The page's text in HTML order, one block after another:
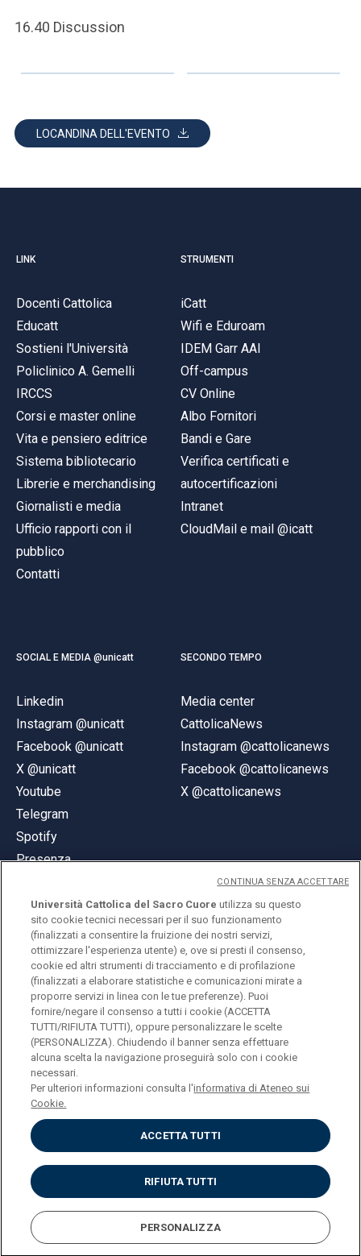
16.40 Discussion
LOCANDINA DELL'EVENTO
LINK
Docenti Cattolica
Educatt
Sostieni l'Università
Policlinico A. Gemelli
IRCCS
Corsi e master online
Vita e pensiero editrice
Sistema bibliotecario
Librerie e merchandising
Giornalisti e media
Ufficio rapporti con il
pubblico
Contatti
STRUMENTI
iCatt
Wifi e Eduroam
IDEM Garr AAI
Off-campus
CV Online
Albo Fornitori
Bandi e Gare
Verifica certificati e
autocertificazioni
Intranet
CloudMail e mail @icatt
SOCIAL E MEDIA @unicatt
Linkedin
Instagram @unicatt
Facebook @unicatt
X @unicatt
Youtube
Telegram
Spotify
Presenza
SECONDO TEMPO
Media center
CattolicaNews
Instagram @cattolicanews
Facebook @cattolicanews
X @cattolicanews
© Università Cattolica del Sacro Cuore
Largo A. Gemelli 1, 20123 Milano
PI 02133120150
ENGLISH
Privacy
Accessibilità
Cookies
Impostazione Cookies
Università Cattolica del Sacro Cuore utilizza su questo
sito cookie tecnici necessari per il suo funzionamento
(finalizzati a consentire la fruizione dei nostri servizi,
ottimizzare l'esperienza utente) e, ove si presti il consenso,
cookie ed altri strumenti di tracciamento e di profilazione
(finalizzati a elaborare statistiche e comunicazioni mirate a
proporre servizi in linea con le tue preferenze). Puoi
fornire/negare il consenso a tutti i cookie (ACCETTA
TUTTI/RIFIUTA TUTTI), oppure personalizzare le scelte
(PERSONALIZZA). Chiudendo il banner senza effettuare
alcuna scelta la navigazione proseguirà solo con i cookie
necessari.
Per ulteriori informazioni consulta l'informativa di Ateneo sui
Cookie.
ACCETTA TUTTI
RIFIUTA TUTTI
PERSONALIZZA
CONTINUA SENZA ACCETTARE